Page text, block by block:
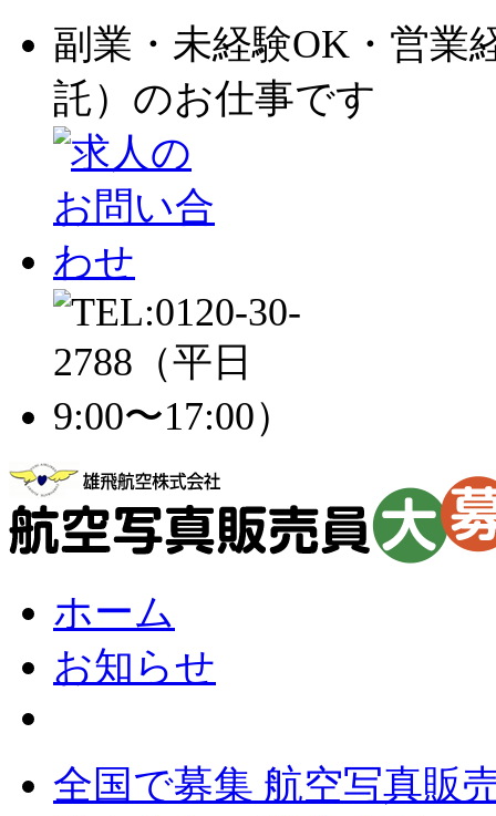
副業・未経験OK・営業
託）のお仕事です
ホーム
お知らせ
全国で募集 航空写真販